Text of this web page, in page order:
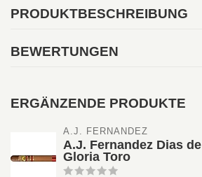
PRODUKTBESCHREIBUNG
BEWERTUNGEN
ERGÄNZENDE PRODUKTE
A.J. FERNANDEZ
A.J. Fernandez Dias de
Gloria Toro